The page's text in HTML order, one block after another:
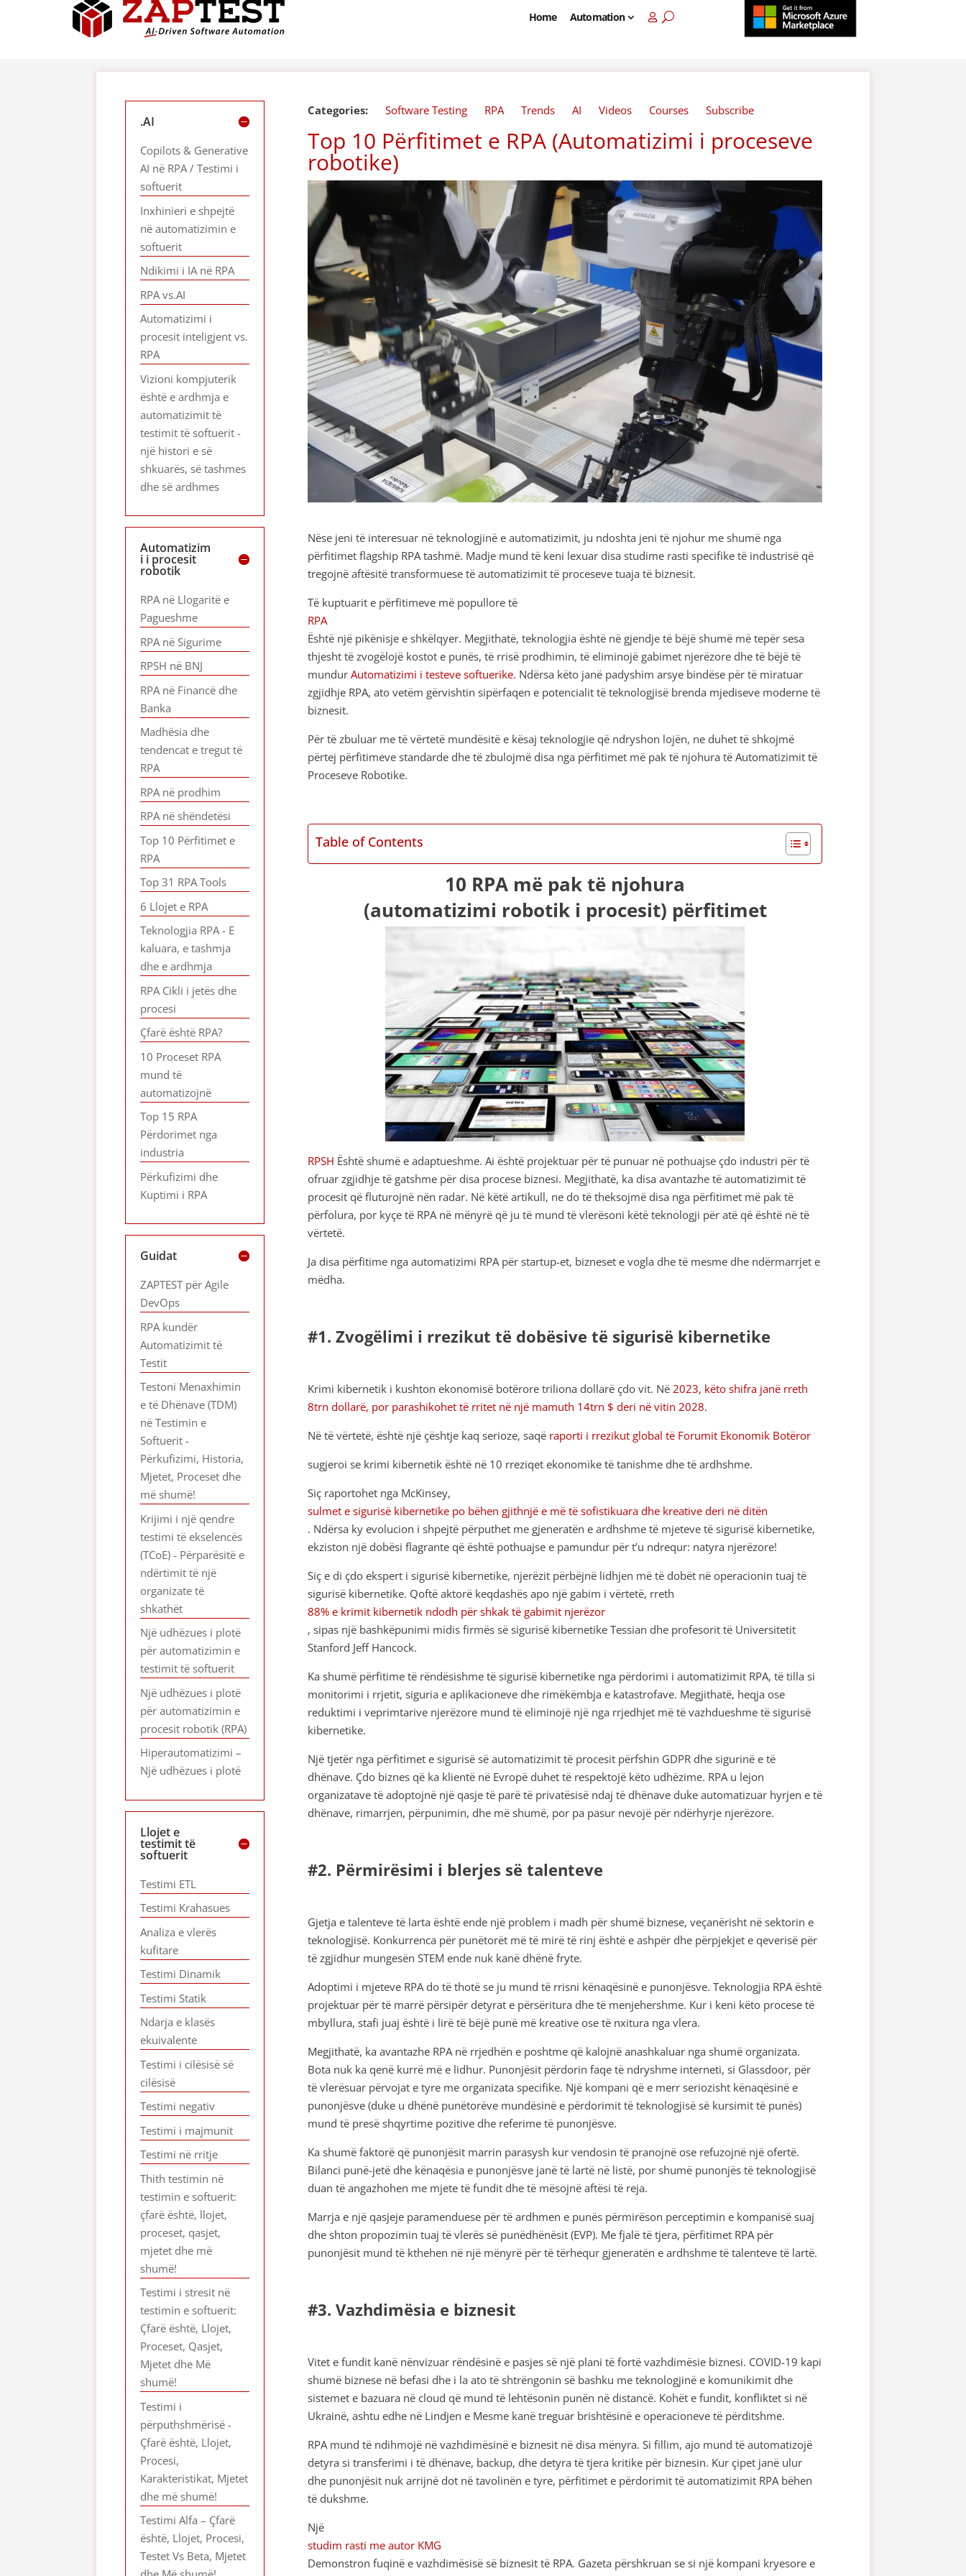
Home Automation
Categories: Software Testing RPA Trends AI Videos Courses Subscribe
Top 10 Përfitimet e RPA (Automatizimi i proceseve
robotike)
Nëse jeni të interesuar në teknologjinë e automatizimit, ju ndoshta jeni të njohur me shumë nga
përfitimet flagship RPA tashmë. Madje mund të keni lexuar disa studime rasti specifike të industrisë që
tregojnë aftësitë transformuese të automatizimit të proceseve tuaja të biznesit.
Të kuptuarit e përfitimeve më popullore të
RPA
Është një pikënisje e shkëlqyer. Megjithatë, teknologjia është në gjendje të bëjë shumë më tepër sesa
thjesht të zvogëlojë kostot e punës, të rrisë prodhimin, të eliminojë gabimet njerëzore dhe të bëjë të
mundurAutomatizimi i testeve softuerike. Ndërsa këto janë padyshim arsye bindëse për të miratuar
zgjidhje RPA, ato vetëm gërvishtin sipërfaqen e potencialit të teknologjisë brenda mjediseve moderne të
biznesit.
Për të zbuluar me të vërtetë mundësitë e kësaj teknologjie që ndryshon lojën, ne duhet të shkojmë
përtej përfitimeve standarde dhe të zbulojmë disa nga përfitimet më pak të njohura të Automatizimit të
Proceseve Robotike.
Table of Contents
10 RPA më pak të njohura
(automatizimi robotik i procesit) përfitimet
RPSH Është shumë e adaptueshme. Ai është projektuar për të punuar në pothuajse çdo industri për të
ofruar zgjidhje të gatshme për disa procese biznesi. Megjithatë, ka disa avantazhe të automatizimit të
procesit që fluturojnë nën radar. Në këtë artikull, ne do të theksojmë disa nga përfitimet më pak të
përfolura, por kyçe të RPA në mënyrë që ju të mund të vlerësoni këtë teknologji për atë që është në të
vërtetë.
Ja disa përfitime nga automatizimi RPA për startup-et, bizneset e vogla dhe të mesme dhe ndërmarrjet e
mëdha.
#1. Zvogëlimi i rrezikut të dobësive të sigurisë kibernetike
Krimi kibernetik i kushton ekonomisë botërore triliona dollarë çdo vit. Në 2023, këto shifra janë rreth
8trn dollarë, por parashikohet të rritet në një mamuth 14trn $ deri në vitin 2028.
Në të vërtetë, është një çështje kaq serioze, saqë raporti i rrezikut global të Forumit Ekonomik Botëror
sugjeroi se krimi kibernetik është në 10 rreziqet ekonomike të tanishme dhe të ardhshme.
Siç raportohet nga McKinsey,
sulmet e sigurisë kibernetike po bëhen gjithnjë e më të sofistikuara dhe kreative deri në ditën
. Ndërsa ky evolucion i shpejtë përputhet me gjeneratën e ardhshme të mjeteve të sigurisë kibernetike,
ekziston një dobësi flagrante që është pothuajse e pamundur për t’u ndrequr: natyra njerëzore!
Siç e di çdo ekspert i sigurisë kibernetike, njerëzit përbëjnë lidhjen më të dobët në operacionin tuaj të
sigurisë kibernetike. Qoftë aktorë keqdashës apo një gabim i vërtetë, rreth
88% e krimit kibernetik ndodh për shkak të gabimit njerëzor
, sipas një bashkëpunimi midis firmës së sigurisë kibernetike Tessian dhe profesorit të Universitetit
Stanford Jeff Hancock.
Ka shumë përfitime të rëndësishme të sigurisë kibernetike nga përdorimi i automatizimit RPA, të tilla si
monitorimi i rrjetit, siguria e aplikacioneve dhe rimëkëmbja e katastrofave. Megjithatë, heqja ose
reduktimi i veprimtarive njerëzore mund të eliminojë një nga rrjedhjet më të vazhdueshme të sigurisë
kibernetike.
Një tjetër nga përfitimet e sigurisë së automatizimit të procesit përfshin GDPR dhe sigurinë e të
dhënave. Çdo biznes që ka klientë në Evropë duhet të respektojë këto udhëzime. RPA u lejon
organizatave të adoptojnë një qasje të parë të privatësisë ndaj të dhënave duke automatizuar hyrjen e të
dhënave, rimarrjen, përpunimin, dhe më shumë, por pa pasur nevojë për ndërhyrje njerëzore.
#2. Përmirësimi i blerjes së talenteve
Gjetja e talenteve të larta është ende një problem i madh për shumë biznese, veçanërisht në sektorin e
teknologjisë. Konkurrenca për punëtorët më të mirë të rinj është e ashpër dhe përpjekjet e qeverisë për
të zgjidhur mungesën STEM ende nuk kanë dhënë fryte.
Adoptimi i mjeteve RPA do të thotë se ju mund të rrisni kënaqësinë e punonjësve. Teknologjia RPA është
projektuar për të marrë përsipër detyrat e përsëritura dhe të menjehershme. Kur i keni këto procese të
mbyllura, stafi juaj është i lirë të bëjë punë më kreative ose të nxitura nga vlera.
Megjithatë, ka avantazhe RPA në rrjedhën e poshtme që kalojnë anashkaluar nga shumë organizata.
Bota nuk ka qenë kurrë më e lidhur. Punonjësit përdorin faqe të ndryshme interneti, si Glassdoor, për
të vlerësuar përvojat e tyre me organizata specifike. Një kompani që e merr seriozisht kënaqësinë e
punonjësve (duke u dhënë punëtorëve mundësinë e përdorimit të teknologjisë së kursimit të punës)
mund të presë shqyrtime pozitive dhe referime të punonjësve.
Ka shumë faktorë që punonjësit marrin parasysh kur vendosin të pranojnë ose refuzojnë një ofertë.
Bilanci punë-jetë dhe kënaqësia e punonjësve janë të lartë në listë, por shumë punonjës të teknologjisë
duan të angazhohen me mjete të fundit dhe të mësojnë aftësi të reja.
Marrja e një qasjeje paramenduese për të ardhmen e punës përmirëson perceptimin e kompanisë suaj
dhe shton propozimin tuaj të vlerës së punëdhënësit (EVP). Me fjalë të tjera, përfitimet RPA për
punonjësit mund të kthehen në një mënyrë për të tërhequr gjeneratën e ardhshme të talenteve të lartë.
#3. Vazhdimësia e biznesit
Vitet e fundit kanë nënvizuar rëndësinë e pasjes së një plani të fortë vazhdimësie biznesi. COVID-19 kapi
shumë biznese në befasi dhe i la ato të shtrëngonin së bashku me teknologjinë e komunikimit dhe
sistemet e bazuara në cloud që mund të lehtësonin punën në distancë. Kohët e fundit, konfliktet si në
Ukrainë, ashtu edhe në Lindjen e Mesme kanë treguar brishtësinë e operacioneve të përditshme.
RPA mund të ndihmojë në vazhdimësinë e biznesit në disa mënyra. Si fillim, ajo mund të automatizojë
detyra si transferimi i të dhënave, backup, dhe detyra të tjera kritike për biznesin. Kur çipet janë ulur
dhe punonjësit nuk arrijnë dot në tavolinën e tyre, përfitimet e përdorimit të automatizimit RPA bëhen
të dukshme.
Një
studim rasti me autor KMG
Demonstron fuqinë e vazhdimësisë së biznesit të RPA. Gazeta përshkruan se si një kompani kryesore e
.AI
Copilots & Generative
AI në RPA / Testimi i
softuerit
Inxhinieri e shpejtë
në automatizimin e
softuerit
Ndikimi i IA në RPA
RPA vs.AI
Automatizimi i
procesit inteligjent vs.
RPA
Vizioni kompjuterik
është e ardhmja e
automatizimit të
testimit të softuerit -
një histori e së
shkuarës, së tashmes
dhe së ardhmes
Automatizim
i i procesit
robotik
RPA në Llogaritë e
Pagueshme
RPA në Sigurime
RPSH në BNJ
RPA në Financë dhe
Banka
Madhësia dhe
tendencat e tregut të
RPA
RPA në prodhim
RPA në shëndetësi
Top 10 Përfitimet e
RPA
Top 31 RPA Tools
6 Llojet e RPA
Teknologjia RPA - E
kaluara, e tashmja
dhe e ardhmja
RPA Cikli i jetës dhe
procesi
Çfarë është RPA?
10 Proceset RPA
mund të
automatizojnë
Top 15 RPA
Përdorimet nga
industria
Përkufizimi dhe
Kuptimi i RPA
Guidat
ZAPTEST për Agile
DevOps
RPA kundër
Automatizimit të
Testit
Testoni Menaxhimin
e të Dhënave (TDM)
në Testimin e
Softuerit -
Përkufizimi, Historia,
Mjetet, Proceset dhe
më shumë!
Krijimi i një qendre
testimi të ekselencës
(TCoE) - Përparësitë e
ndërtimit të një
organizate të
shkathët
Një udhëzues i plotë
për automatizimin e
testimit të softuerit
Një udhëzues i plotë
për automatizimin e
procesit robotik (RPA)
Hiperautomatizimi –
Një udhëzues i plotë
Llojet e
testimit të
softuerit
Testimi ETL
Testimi Krahasues
Analiza e vlerës
kufitare
Testimi Dinamik
Testimi Statik
Ndarja e klasës
ekuivalente
Testimi i cilësisë së
cilësisë
Testimi negativ
Testimi i majmunit
Testimi në rritje
Thith testimin në
testimin e softuerit:
çfarë është, llojet,
proceset, qasjet,
mjetet dhe më
shumë!
Testimi i stresit në
testimin e softuerit:
Çfarë është, Llojet,
Proceset, Qasjet,
Mjetet dhe Më
shumë!
Testimi i
përputhshmërisë -
Çfarë është, Llojet,
Procesi,
Karakteristikat, Mjetet
dhe më shumë!
Testimi Alfa – Çfarë
është, Llojet, Procesi,
Testet Vs Beta, Mjetet